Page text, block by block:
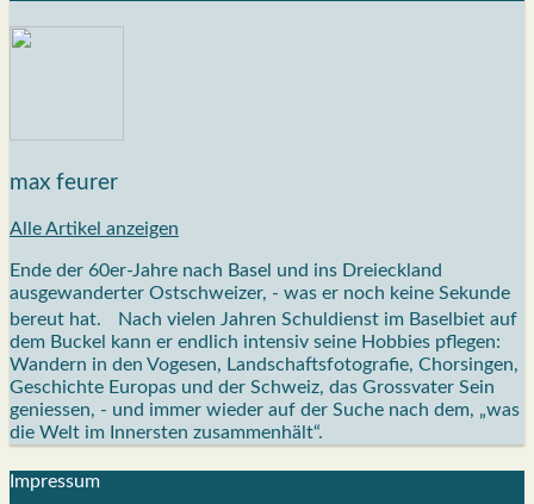
max feurer
Alle Artikel anzeigen
Ende der 60er-Jahre nach Basel und ins Dreieckland
ausgewanderter Ostschweizer, - was er noch keine Sekunde
bereut hat. Nach vielen Jahren Schuldienst im Baselbiet auf
dem Buckel kann er endlich intensiv seine Hobbies pflegen:
Wandern in den Vogesen, Landschaftsfotografie, Chorsingen,
Geschichte Europas und der Schweiz, das Grossvater Sein
geniessen, - und immer wieder auf der Suche nach dem, „was
die Welt im Innersten zusammenhält“.
Impres­sum